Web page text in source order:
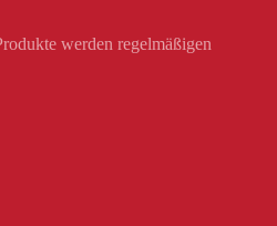
werden regelmäßigen